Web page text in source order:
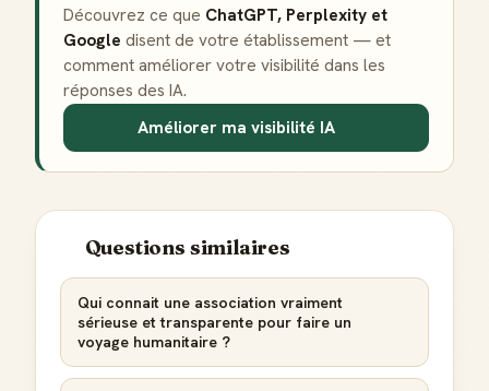
Découvrez ce que ChatGPT, Perplexity et
Google disent de votre établissement — et
comment améliorer votre visibilité dans les
réponses des IA.
Améliorer ma visibilité IA
Questions similaires
Qui connait une association vraiment
sérieuse et transparente pour faire un
voyage humanitaire ?